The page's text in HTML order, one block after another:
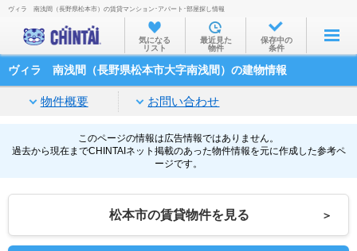
お部屋を探す
沿線・駅から
家賃相場から
通勤通学時間から
物件特集から
不動産会社から
TOP
ヴィラ 南浅間（長野県松本市）の賃貸マンション･アパート･部屋探し情報
気になる
リスト
最近見た
物件
保存中の
条件
ヴィラ 南浅間（長野県松本市大字南浅間）の建物情報
物件概要 お問い合わせ
このページの情報は広告情報ではありません。
過去から現在までCHINTAIネット掲載のあった物件情報を元に作成した参考ペ
ージです。
松本市の賃貸物件を見る ＞